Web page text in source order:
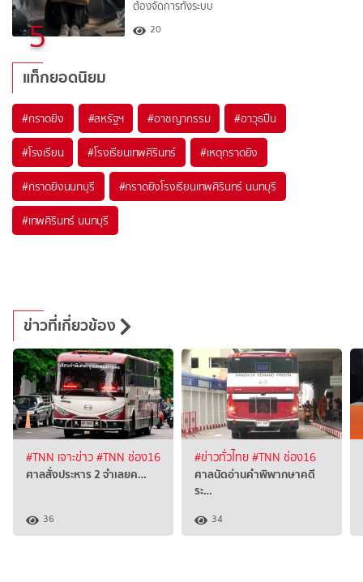
5
ต้องจัดการทั้งระบบ
20
แท็กยอดนิยม
#กราดยิง #สหรัฐฯ #อาชญากรรม #อาวุธปืน
#โรงเรียน #โรงเรียนเทพศิรินทร์ #เหตุกราดยิง
#กราดยิงนนทบุรี #กราดยิงโรงเรียนเทพศิรินทร์ นนทบุรี
#เทพศิรินทร์ นนทบุรี
ข่าวที่เกี่ยวข้อง
#TNN เจาะข่าว#TNN ช่อง16
ศาลสั่งประหาร 2 จำเลยค…
36
#ข่าวทั่วไทย#TNN ช่อง16
ศาลนัดอ่านคำพิพากษาคดี
ระ…
34